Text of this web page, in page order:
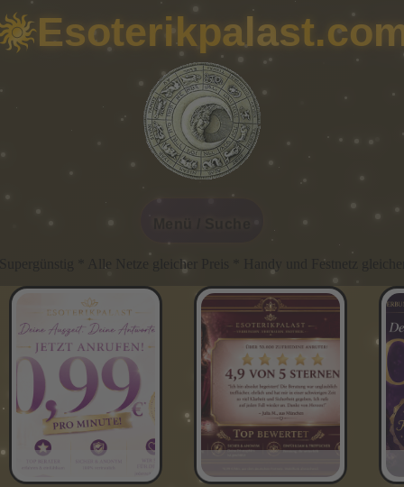
Netze gleicher Preis * Handy und Festnetz gleicher Preis * Immer